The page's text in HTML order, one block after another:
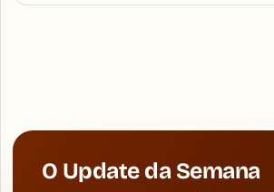
O Update da Semana